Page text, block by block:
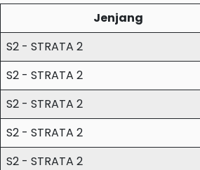
Jenjang
S2 - STRATA 2
S2 - STRATA 2
S2 - STRATA 2
S2 - STRATA 2
S2 - STRATA 2